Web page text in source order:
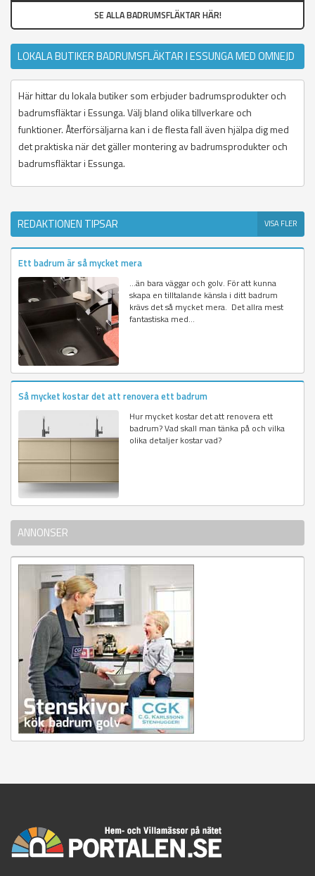
SE ALLA BADRUMSFLÄKTAR HÄR!
LOKALA BUTIKER BADRUMSFLÄKTAR I ESSUNGA MED OMNEJD
Här hittar du lokala butiker som erbjuder badrumsprodukter och
badrumsfläktar i Essunga. Välj bland olika tillverkare och
funktioner. Återförsäljarna kan i de flesta fall även hjälpa dig med
det praktiska när det gäller montering av badrumsprodukter och
badrumsfläktar i Essunga.
REDAKTIONEN TIPSAR VISA FLER
Ett badrum är så mycket mera
…än bara väggar och golv. För att kunna
skapa en tilltalande känsla i ditt badrum
krävs det så mycket mera. Det allra mest
fantastiska med...
Så mycket kostar det att renovera ett badrum
Hur mycket kostar det att renovera ett
badrum? Vad skall man tänka på och vilka
olika detaljer kostar vad?
ANNONSER